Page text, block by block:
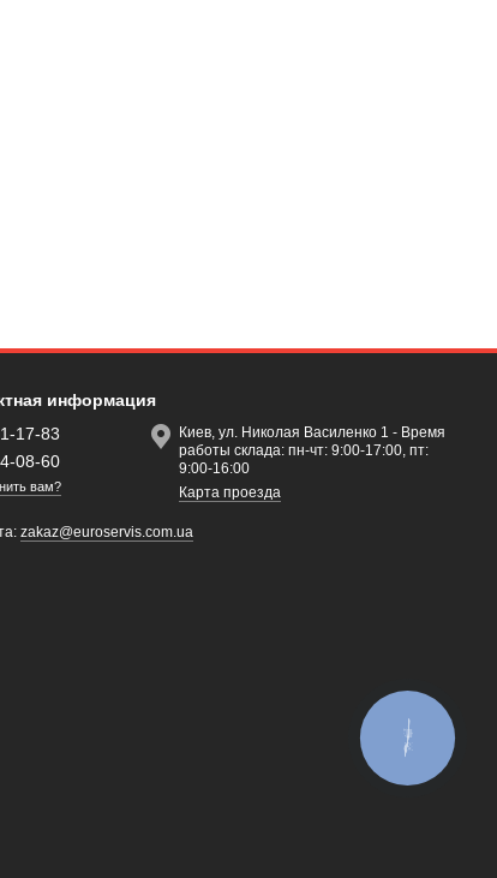
информация
17-83
08-60
вам?
Киев, ул. Николая Василенко 1 - Время
работы склада: пн-чт: 9:00-17:00, пт:
9:00-16:00
Карта проезда
zakaz@euroservis.com.ua
КНОПКА
ЗВ'ЯЗКУ